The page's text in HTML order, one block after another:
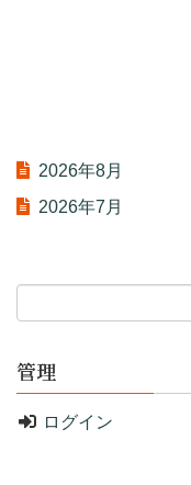
2026年8月
2026年7月
管理
ログイン